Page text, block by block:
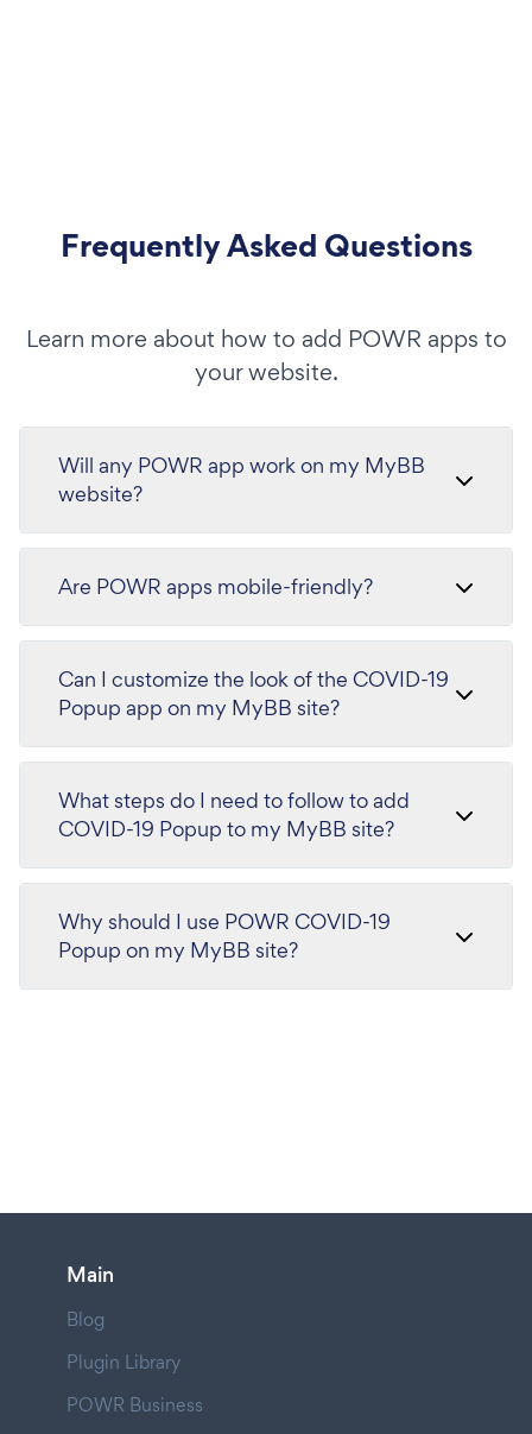
Frequently Asked Questions
Learn more about how to add POWR apps to
your website.
Will any POWR app work on my MyBB
website?
Are POWR apps mobile-friendly?
Can I customize the look of the COVID-19
Popup app on my MyBB site?
What steps do I need to follow to add
COVID-19 Popup to my MyBB site?
Why should I use POWR COVID-19
Popup on my MyBB site?
Main
Blog
Plugin Library
POWR Business